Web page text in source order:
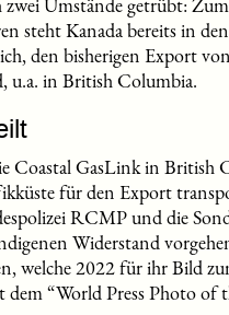
steht Kanada bereits in
den bisherigen Export
u.a. in British Columbia.
Coastal GasLink in
für den Export
RCMP und die
Widerstand
welche 2022 für ihr Bild
“World Press Photo of